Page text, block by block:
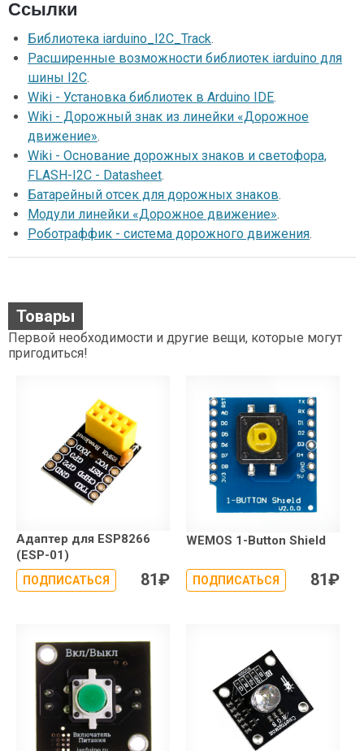
Ссылки
Библиотека iarduino_I2C_Track.
Расширенные возможности библиотек iarduino для
шины I2C.
Wiki - Установка библиотек в Arduino IDE.
Wiki - Дорожный знак из линейки «Дорожное
движение».
Wiki - Основание дорожных знаков и светофора,
FLASH-I2C - Datasheet.
Батарейный отсек для дорожных знаков.
Модули линейки «Дорожное движение».
Роботраффик - система дорожного движения.
Товары
Первой необходимости и другие вещи, которые могут
пригодиться!
Адаптер для ESP8266
(ESP-01)
ПОДПИСАТЬСЯ 81₽
WEMOS 1-Button Shield
ПОДПИСАТЬСЯ 81₽